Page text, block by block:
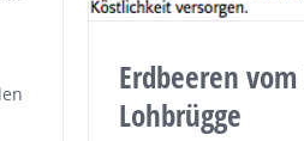
Erdbeeren
Lohbrügge